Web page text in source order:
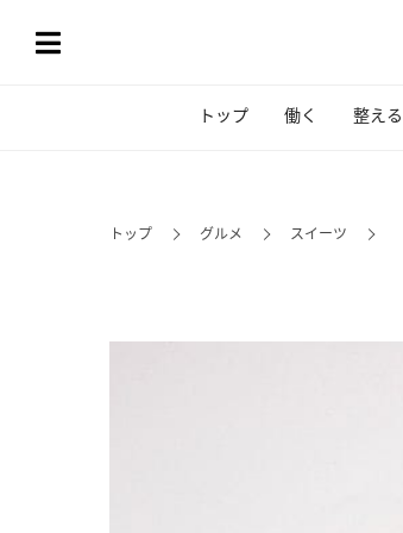
トップ 働く 整える
トップ グルメ スイーツ